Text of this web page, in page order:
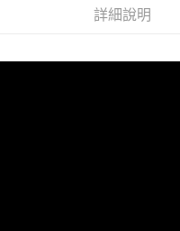
２．關於個人資料處理事宜，請
詳細說明